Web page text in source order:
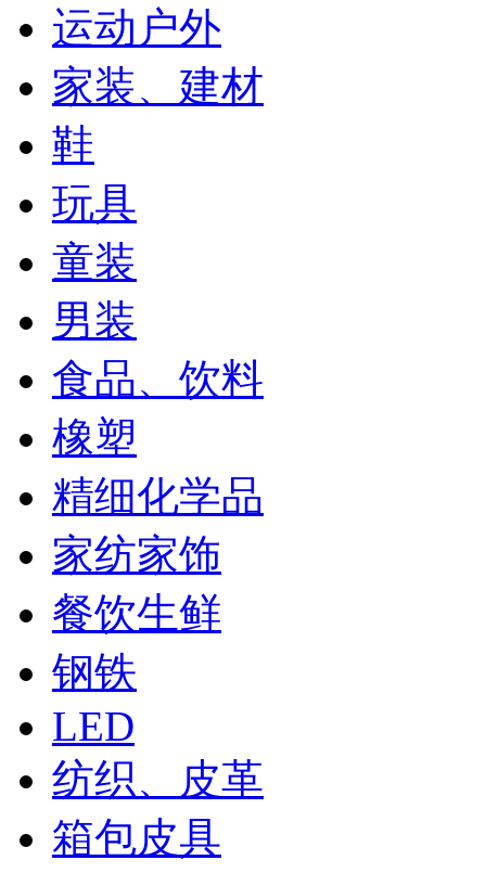
运动户外
家装、建材
鞋
玩具
童装
男装
食品、饮料
橡塑
精细化学品
家纺家饰
餐饮生鲜
钢铁
LED
纺织、皮革
箱包皮具